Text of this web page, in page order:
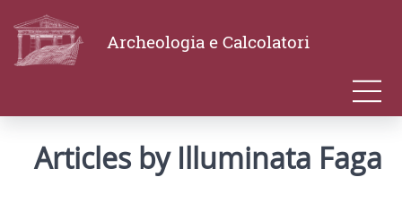
Archeologia e Calcolatori
Articles by Illuminata Faga